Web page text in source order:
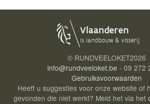
© RUNDVEELOKET2026
info@rundveeloket.be - 09 272
Gebruiksvoorwaarden
Heeft u suggesties voor onze website of
gevonden die niet werkt? Meld het via het